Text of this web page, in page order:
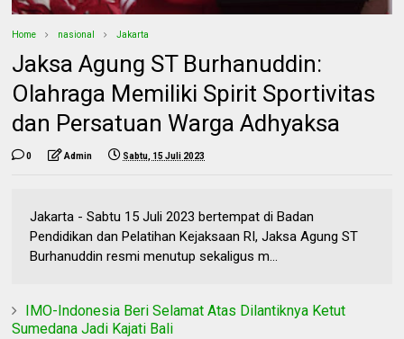
Home nasional Jakarta
Jaksa Agung ST Burhanuddin:
Olahraga Memiliki Spirit Sportivitas
dan Persatuan Warga Adhyaksa
0 Admin Sabtu, 15 Juli 2023
Jakarta - Sabtu 15 Juli 2023 bertempat di Badan
Pendidikan dan Pelatihan Kejaksaan RI, Jaksa Agung ST
Burhanuddin resmi menutup sekaligus m...
IMO-Indonesia Beri Selamat Atas Dilantiknya Ketut
Sumedana Jadi Kajati Bali